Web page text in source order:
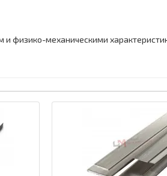
физико-механическими